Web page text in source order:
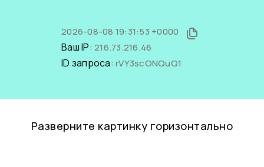
2026-08-08 19:31:53 +0000
Ваш IP: 216.73.216.46
ID запроса: rVY3scONQuQ1
Разверните картинку горизонтально